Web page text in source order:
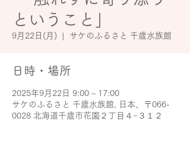
ということ」
9月22日(月) サケのふるさと 千歳水族館
日時・場所
2025年9月22日 9:00 – 17:00
サケのふるさと 千歳水族館, 日本、〒066-
0028 北海道千歳市花園２丁目４−３１２